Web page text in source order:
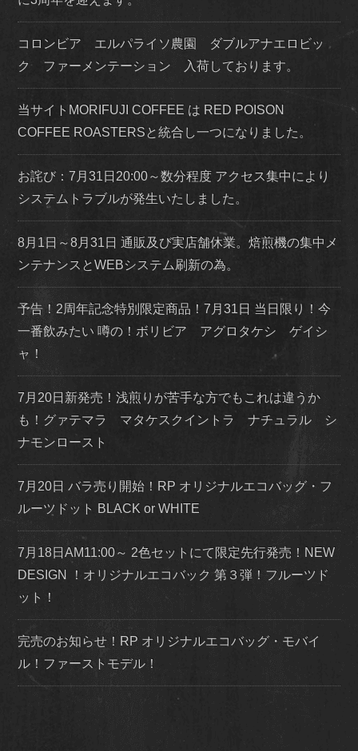
コロンビア エルパライソ農園 ダブルアナエロビッ
ク ファーメンテーション 入荷しております。
当サイトMORIFUJI COFFEE は RED POISON
COFFEE ROASTERSと統合し一つになりました。
お詫び：7月31日20:00～数分程度 アクセス集中により
システムトラブルが発生いたしました。
8月1日～8月31日 通販及び実店舗休業。焙煎機の集中メ
ンテナンスとWEBシステム刷新の為。
予告！2周年記念特別限定商品！7月31日 当日限り！今
一番飲みたい 噂の！ボリビア アグロタケシ ゲイシ
ャ！
7月20日新発売！浅煎りが苦手な方でもこれは違うか
も！グァテマラ マタケスクイントラ ナチュラル シ
ナモンロースト
7月20日 バラ売り開始！RP オリジナルエコバッグ・フ
ルーツドット BLACK or WHITE
7月18日AM11:00～ 2色セットにて限定先行発売！NEW
DESIGN ！オリジナルエコバック 第３弾！フルーツド
ット！
完売のお知らせ！RP オリジナルエコバッグ・モバイ
ル！ファーストモデル！